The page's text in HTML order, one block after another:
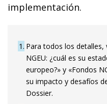
implementación.
1 Para todos los detalles,
NGEU: ¿cuál es su
europeo?» y «Fondos
su impacto y desafíos
Dossier.